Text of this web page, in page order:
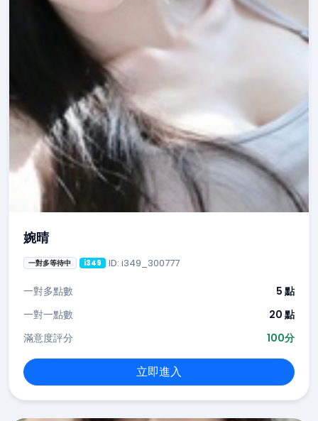
婉晴
一對多等待中 i349 ID: i349_300777
一對多點數
5 點
一對一點數
20 點
滿意度評分
100分
立即進入